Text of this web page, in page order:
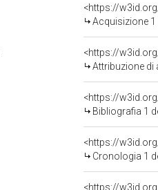
<https://
Acquisizione 1
Attribuzione di
<https://
Bibliografia 1
<https://
Cronologia 1